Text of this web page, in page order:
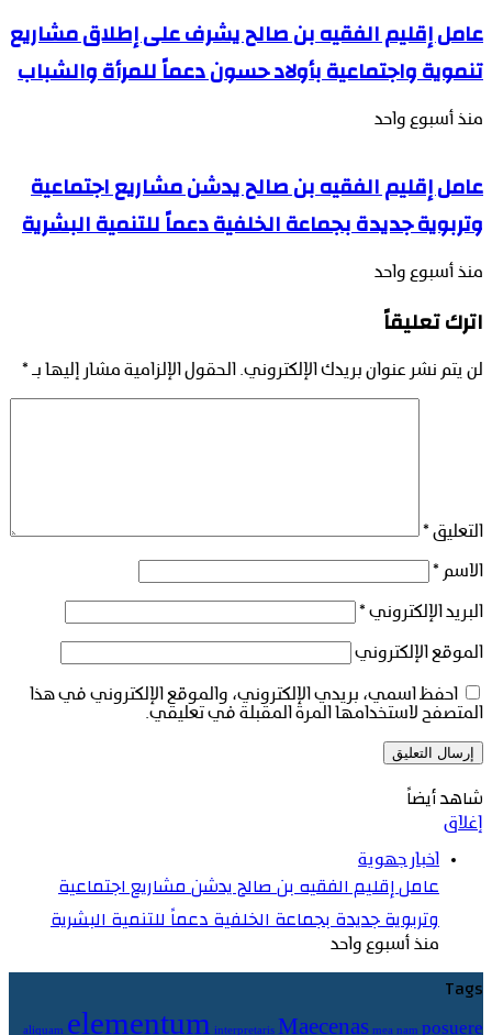
عامل إقليم الفقيه بن صالح يشرف على إطلاق مشاريع
تنموية واجتماعية بأولاد حسون دعماً للمرأة والشباب
منذ أسبوع واحد
عامل إقليم الفقيه بن صالح يدشن مشاريع اجتماعية
وتربوية جديدة بجماعة الخلفية دعماً للتنمية البشرية
منذ أسبوع واحد
اترك تعليقاً
لن يتم نشر عنوان بريدك الإلكتروني. الحقول الإلزامية مشار إليها بـ *
التعليق *
الاسم *
البريد الإلكتروني *
الموقع الإلكتروني
احفظ اسمي، بريدي الإلكتروني، والموقع الإلكتروني في هذا
المتصفح لاستخدامها المرة المقبلة في تعليقي.
شاهد أيضاً
إغلاق
اخبار جهوية
عامل إقليم الفقيه بن صالح يدشن مشاريع اجتماعية
وتربوية جديدة بجماعة الخلفية دعماً للتنمية البشرية
منذ أسبوع واحد
Tags
aliquam elementum interpretaris Maecenas mea nam posuere